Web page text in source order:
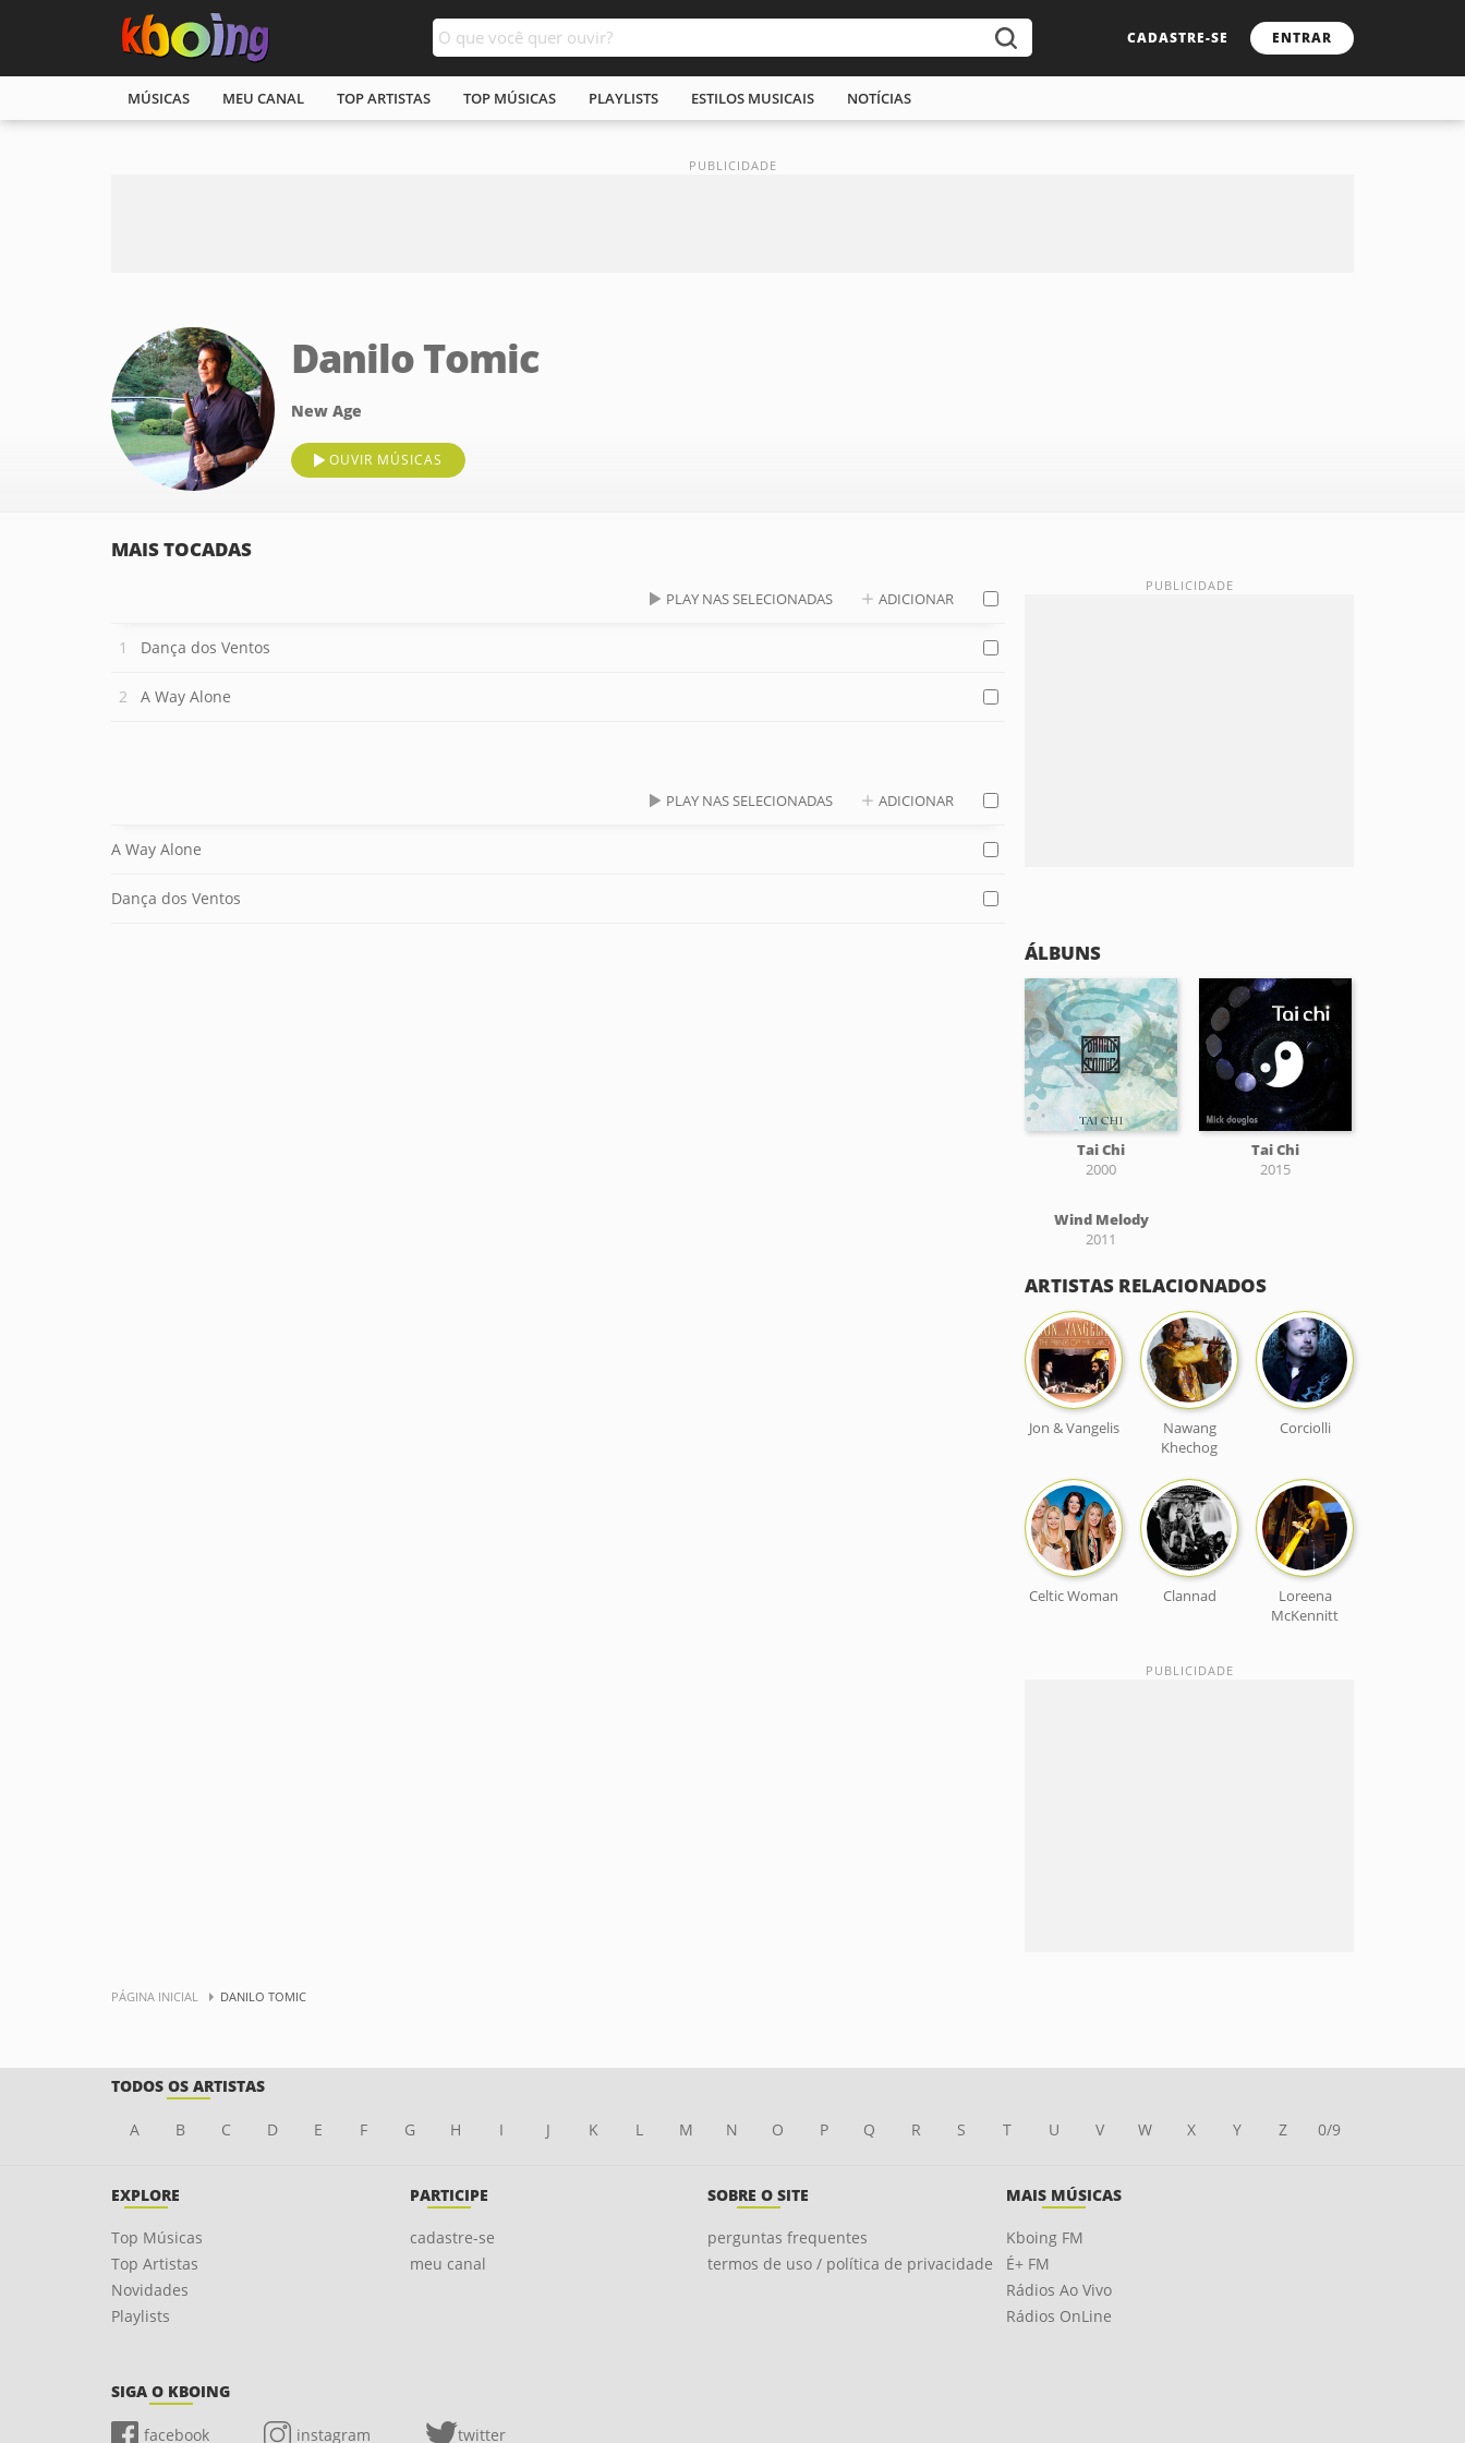
CADASTRE-SE ENTRAR
MÚSICAS MEU CANAL TOP ARTISTAS TOP MÚSICAS PLAYLISTS ESTILOS MUSICAIS NOTÍCIAS
Danilo Tomic
New Age
OUVIR MÚSICAS
MAIS TOCADAS
PLAY NAS SELECIONADAS ADICIONAR
Dança dos Ventos
A Way Alone
PLAY NAS SELECIONADAS ADICIONAR
A Way Alone
Dança dos Ventos
ÁLBUNS
Tai Chi
2000
Tai Chi
2015
Wind Melody
2011
ARTISTAS RELACIONADOS
Jon & Vangelis
Nawang
Khechog
Corciolli
Celtic Woman Clannad
Loreena
McKennitt
PÁGINA INICIAL DANILO TOMIC
TODOS OS ARTISTAS
A B C D E F G H I J K L M N O P Q R S T U V W X Y Z 0/9
EXPLORE
Top Músicas
Top Artistas
Novidades
Playlists
PARTICIPE
cadastre-se
meu canal
SOBRE O SITE
perguntas frequentes
termos de uso / política de privacidade
MAIS MÚSICAS
Kboing FM
É+ FM
Rádios Ao Vivo
Rádios OnLine
SIGA O KBOING
facebook instagram twitter